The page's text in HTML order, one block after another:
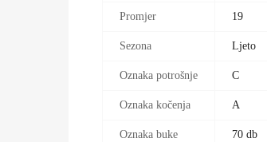
Promjer 19
Sezona Ljeto
Oznaka potrošnje C
Oznaka kočenja A
Oznaka buke 70 db